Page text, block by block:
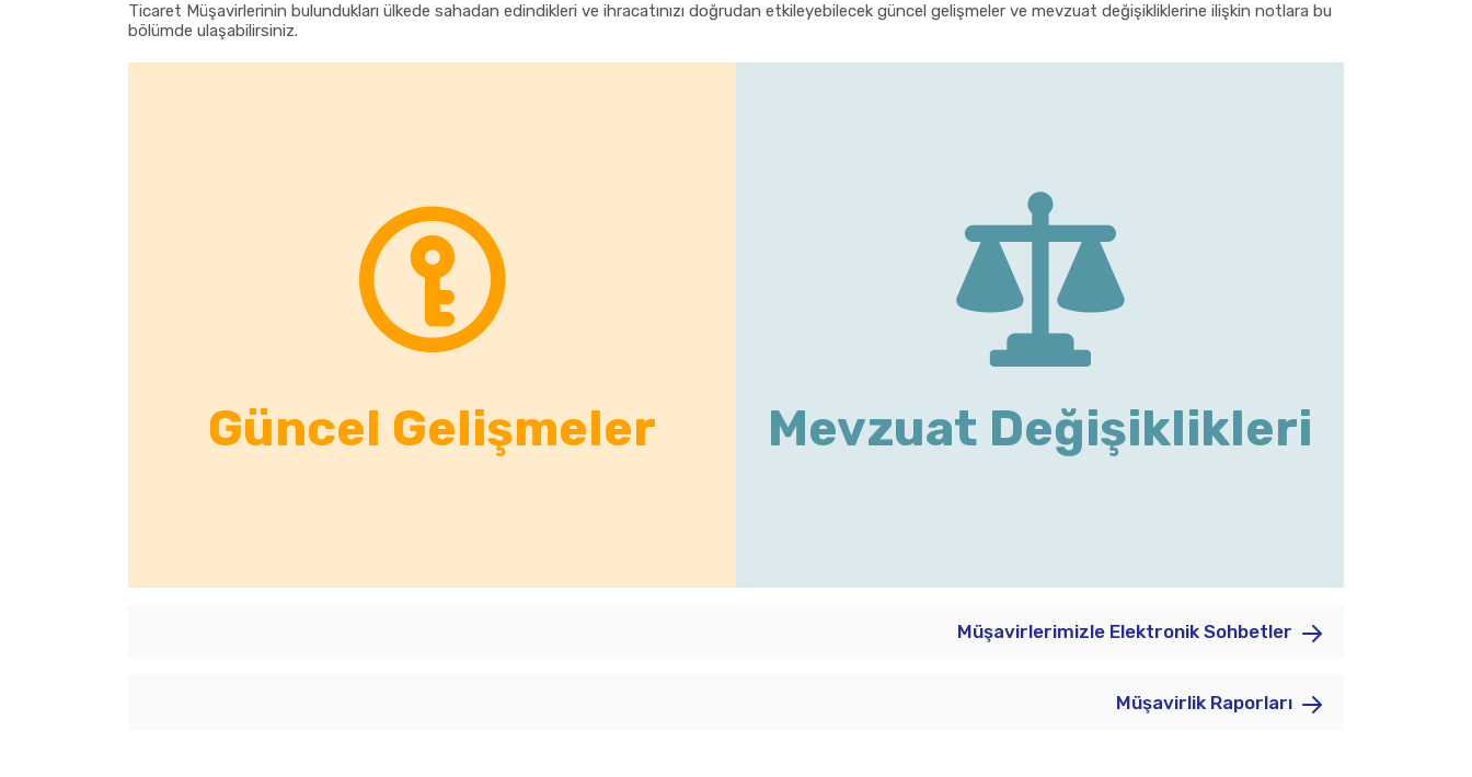
Ticaret Müşavirlerinin bulundukları ülkede sahadan edindikleri ve ihracatınızı doğrudan etkileyebilecek güncel gelişmeler ve mevzuat değişikliklerine ilişkin notlara bu
bölümde ulaşabilirsiniz.
Güncel Gelişmeler Mevzuat Değişiklikleri
Müşavirlerimizle Elektronik Sohbetler
Müşavirlik Raporları